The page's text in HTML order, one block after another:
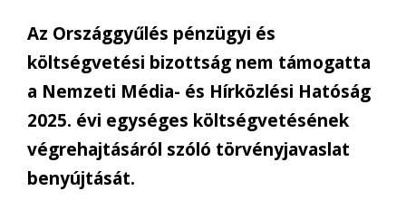
Az Országgyűlés pénzügyi és
költségvetési bizottság nem támogatta
a Nemzeti Média- és Hírközlési Hatóság
2025. évi egységes költségvetésének
végrehajtásáról szóló törvényjavaslat
benyújtását.